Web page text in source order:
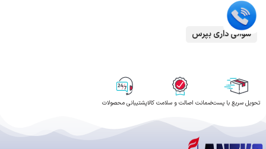
سوالی داری بپرس
تحویل سریع با پستضمانت اصالت و سلامت کالاپشتیبانی محصولات